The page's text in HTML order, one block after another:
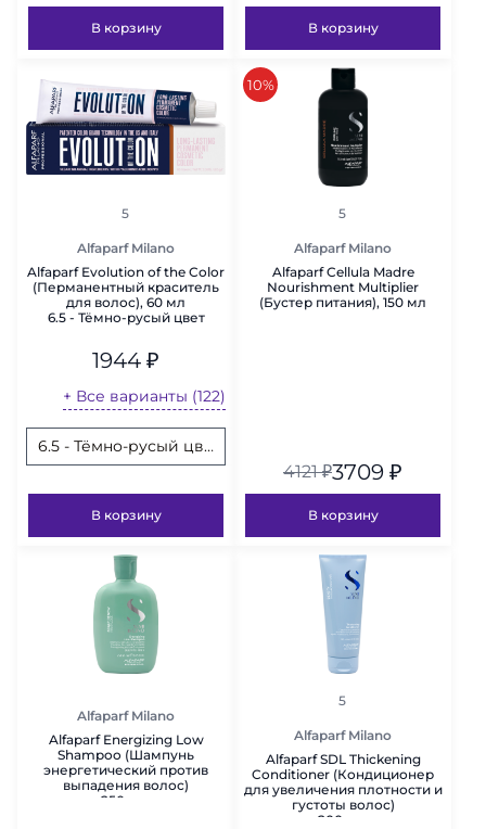
В корзину В корзину
рейтинг
5
Alfaparf Milano
Alfaparf Evolution of the Color
(Перманентный краситель
для волос), 60 мл
6.5 - Тёмно-русый цвет
1944 ₽
+ Все варианты (122)
6.5 - Тёмно-русый цвет красного дерева
В корзину
скидка
10%
рейтинг
5
Alfaparf Milano
Alfaparf Cellula Madre
Nourishment Multiplier
(Бустер питания), 150 мл
4121₽3709 ₽
В корзину
Alfaparf Milano
Alfaparf Energizing Low
Shampoo (Шампунь
энергетический против
выпадения волос)
250 мл.
рейтинг
5
Alfaparf Milano
Alfaparf SDL Thickening
Conditioner (Кондиционер
для увеличения плотности и
густоты волос)
200 мл.